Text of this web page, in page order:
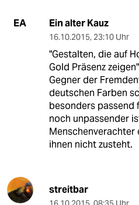
EA Ein alter Kauz
16.10.2015, 23:10 Uhr
"Gestalten, die auf
Gold Präsenz
Gegner der
deutschen Farben
besonders passend
noch unpassender
Menschenverachter
ihnen nicht zusteht.
streitbar